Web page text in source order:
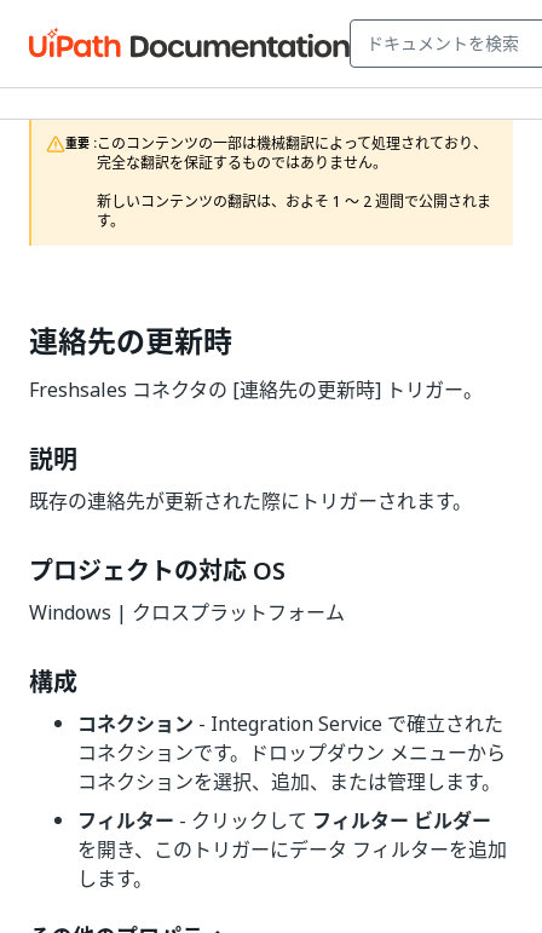
重要 :このコンテンツの一部は機械翻訳によって処理されており、
完全な翻訳を保証するものではありません。
新しいコンテンツの翻訳は、およそ 1 ～ 2 週間で公開されま
す。
連絡先の更新時
Freshsales コネクタの [連絡先の更新時] トリガー。
説明
既存の連絡先が更新された際にトリガーされます。
プロジェクトの対応 OS
Windows | クロスプラットフォーム
構成
コネクション - Integration Service で確立された
コネクションです。ドロップダウン メニューから
コネクションを選択、追加、または管理します。
フィルター - クリックして フィルター ビルダー
を開き、このトリガーにデータ フィルターを追加
します。